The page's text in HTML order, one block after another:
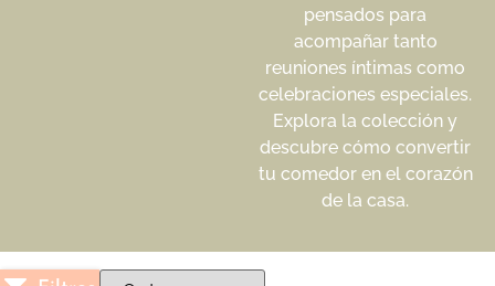
pensados para
acompañar tanto
reuniones íntimas como
celebraciones especiales.
Explora la colección y
descubre cómo convertir
tu comedor en el corazón
de la casa.